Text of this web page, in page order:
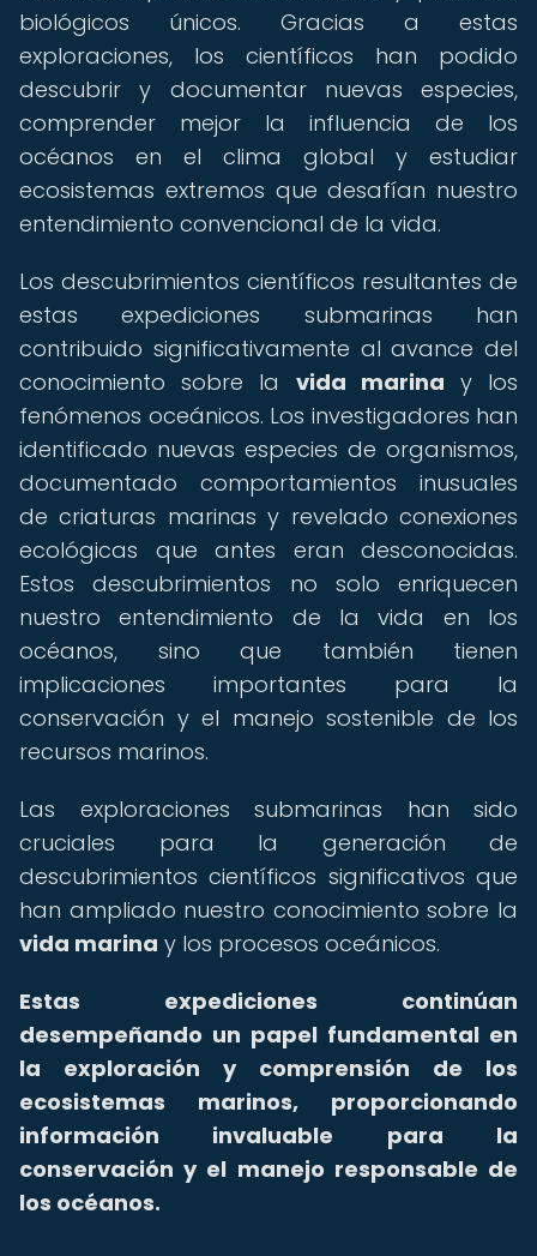
biológicos únicos. Gracias a estas
exploraciones, los científicos han podido
descubrir y documentar nuevas especies,
comprender mejor la influencia de los
océanos en el clima global y estudiar
ecosistemas extremos que desafían nuestro
entendimiento convencional de la vida.
Los descubrimientos científicos resultantes de
estas expediciones submarinas han
contribuido significativamente al avance del
conocimiento sobre la vida marina y los
fenómenos oceánicos. Los investigadores han
identificado nuevas especies de organismos,
documentado comportamientos inusuales
de criaturas marinas y revelado conexiones
ecológicas que antes eran desconocidas.
Estos descubrimientos no solo enriquecen
nuestro entendimiento de la vida en los
océanos, sino que también tienen
implicaciones importantes para la
conservación y el manejo sostenible de los
recursos marinos.
Las exploraciones submarinas han sido
cruciales para la generación de
descubrimientos científicos significativos que
han ampliado nuestro conocimiento sobre la
vida marina y los procesos oceánicos.
Estas expediciones continúan
desempeñando un papel fundamental en
la exploración y comprensión de los
ecosistemas marinos, proporcionando
información invaluable para la
conservación y el manejo responsable de
los océanos.